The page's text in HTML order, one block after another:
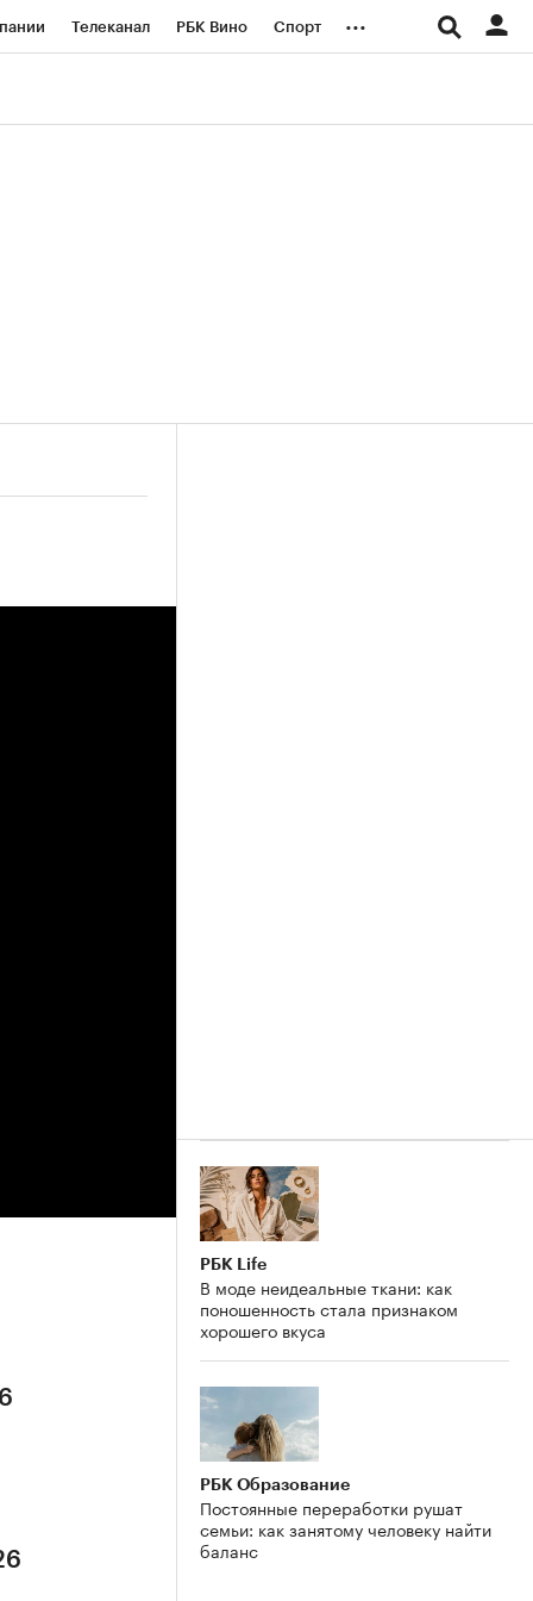
Телеканал РБК Вино Спорт ...
РБК Life
В моде неидеальные ткани: как
поношенность стала признаком
хорошего вкуса
РБК Образование
Постоянные переработки рушат
семьи: как занятому человеку найти
баланс